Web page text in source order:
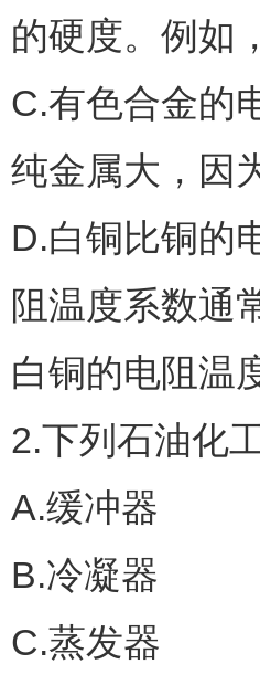
的硬度。例如
C.有色合金的
纯金属大，因
D.白铜比铜的
阻温度系数通
白铜的电阻温
2.下列石油化
A.缓冲器
B.冷凝器
C.蒸发器